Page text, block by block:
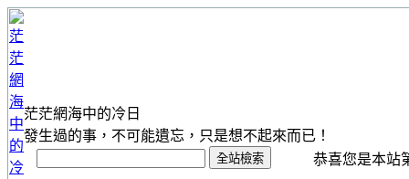
茫茫網海中的冷日
發生過的事，不可能遺忘，只是想不起來而已！
恭喜您是本站